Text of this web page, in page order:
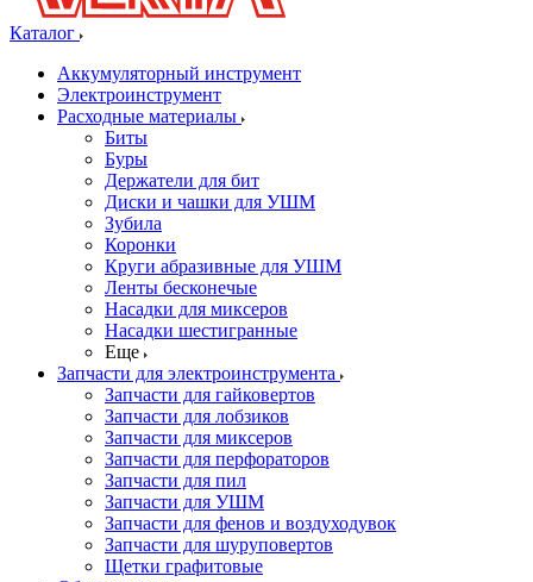
Каталог
Аккумуляторный инструмент
Электроинструмент
Расходные материалы
Биты
Буры
Держатели для бит
Диски и чашки для УШМ
Зубила
Коронки
Круги абразивные для УШМ
Ленты бесконечые
Насадки для миксеров
Насадки шестигранные
Еще
Запчасти для электроинструмента
Запчасти для гайковертов
Запчасти для лобзиков
Запчасти для миксеров
Запчасти для перфораторов
Запчасти для пил
Запчасти для УШМ
Запчасти для фенов и воздуходувок
Запчасти для шуруповертов
Щетки графитовые